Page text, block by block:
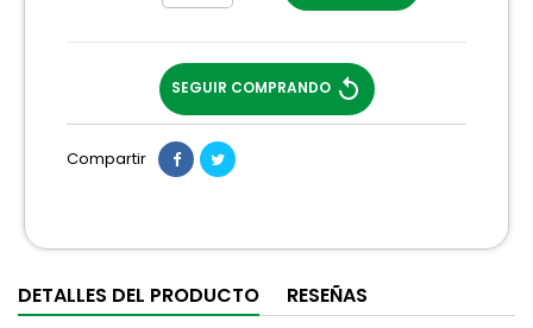
SEGUIR COMPRANDO replay
Compartir
DETALLES DEL PRODUCTO RESEÑAS